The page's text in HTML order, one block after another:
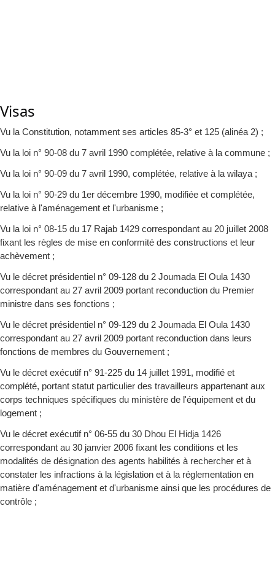
Visas
Vu la Constitution, notamment ses articles 85-3° et 125 (alinéa 2) ;
Vu la loi n° 90-08 du 7 avril 1990 complétée, relative à la commune ;
Vu la loi n° 90-09 du 7 avril 1990, complétée, relative à la wilaya ;
Vu la loi n° 90-29 du 1er décembre 1990, modifiée et complétée,
relative à l'aménagement et l'urbanisme ;
Vu la loi n° 08-15 du 17 Rajab 1429 correspondant au 20 juillet 2008
fixant les règles de mise en conformité des constructions et leur
achèvement ;
Vu le décret présidentiel n° 09-128 du 2 Joumada El Oula 1430
correspondant au 27 avril 2009 portant reconduction du Premier
ministre dans ses fonctions ;
Vu le décret présidentiel n° 09-129 du 2 Joumada El Oula 1430
correspondant au 27 avril 2009 portant reconduction dans leurs
fonctions de membres du Gouvernement ;
Vu le décret exécutif n° 91-225 du 14 juillet 1991, modifié et
complété, portant statut particulier des travailleurs appartenant aux
corps techniques spécifiques du ministère de l'équipement et du
logement ;
Vu le décret exécutif n° 06-55 du 30 Dhou El Hidja 1426
correspondant au 30 janvier 2006 fixant les conditions et les
modalités de désignation des agents habilités à rechercher et à
constater les infractions à la législation et à la réglementation en
matière d'aménagement et d'urbanisme ainsi que les procédures de
contrôle ;